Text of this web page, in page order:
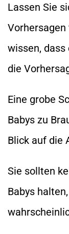
Lassen Sie
wissen,
die
Eine grobe
Babys zu
Blick auf die
Sie sollten
Babys